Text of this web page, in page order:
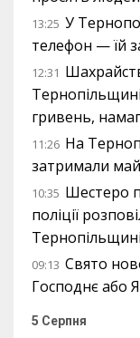
13:25 У
телефон — їй
12:31
гривень,
11:26 На
затримали
10:35 Шестеро
поліції
Тернопільщині
09:13 Свято
Господнє або
5 Серпня